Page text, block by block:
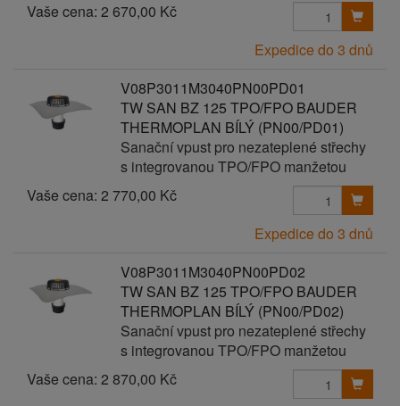
Vaše cena: 2 670,00 Kč
Expedice do 3 dnů
V08P3011M3040PN00PD01
TW SAN BZ 125 TPO/FPO BAUDER
THERMOPLAN BÍLÝ (PN00/PD01)
Sanační vpust pro nezateplené střechy
s integrovanou TPO/FPO manžetou
Vaše cena: 2 770,00 Kč
Expedice do 3 dnů
V08P3011M3040PN00PD02
TW SAN BZ 125 TPO/FPO BAUDER
THERMOPLAN BÍLÝ (PN00/PD02)
Sanační vpust pro nezateplené střechy
s integrovanou TPO/FPO manžetou
Vaše cena: 2 870,00 Kč